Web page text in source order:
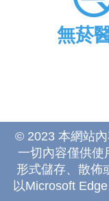
無菸
© 2023 本網站內
一切內容僅供使
形式儲存、散佈
以Microsoft